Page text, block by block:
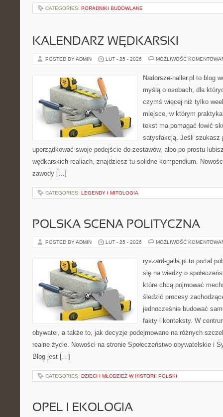
CATEGORIES: PORADNIKI BUDOWLANE
KALENDARZ WĘDKARSKI
POSTED BY ADMIN LUT - 25 - 2026 MOŻLIWOŚĆ
Nadorsze-haller.pl to blog
myślą o osobach, dla
czymś więcej niż tylko
miejsce, w którym
tekst ma pomagać łowić
satysfakcją. Jeśli szukasz
uporządkować swoje podejście do zestawów, albo po prostu
wędkarskich realiach, znajdziesz tu solidne kompendium.
zawody […]
CATEGORIES: LEGENDY I MITOLOGIA
POLSKA SCENA POLITYCZNA
POSTED BY ADMIN LUT - 25 - 2026 MOŻLIWOŚĆ
ryszard-galla.pl to portal
się na wiedzy o
które chcą pojmować
śledzić procesy
jednocześnie budować
fakty i konteksty. W
obywatel, a także to, jak decyzje podejmowane na różnych
realne życie. Nowości na stronie Społeczeństwo obywatelskie i
Blog jest […]
CATEGORIES: DZIECI I MŁODZIEŻ W HISTORII POLSKI
OPEL I EKOLOGIA